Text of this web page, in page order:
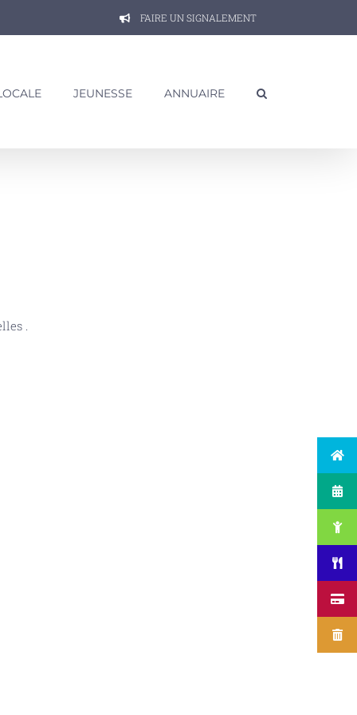
FAIRE UN SIGNALEMENT
JEUNESSE ANNUAIRE
.